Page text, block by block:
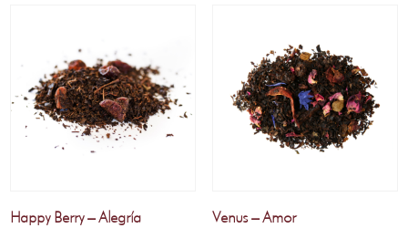
Happy Berry – Alegría Venus – Amor